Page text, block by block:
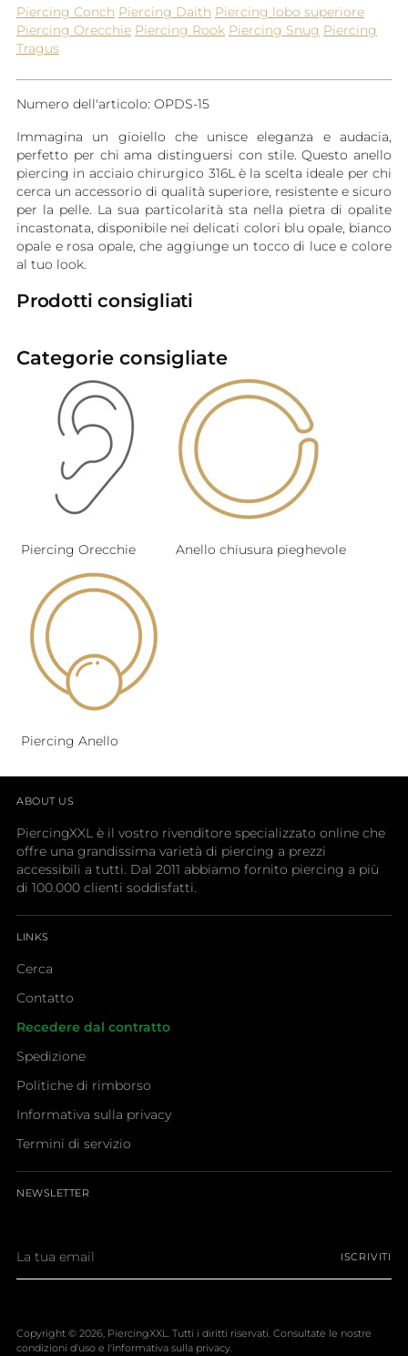
Piercing Conch Piercing Daith Piercing lobo superiore
Piercing Orecchie Piercing Rook Piercing Snug Piercing
Tragus
Numero dell'articolo: OPDS-15
Immagina un gioiello che unisce eleganza e audacia,
perfetto per chi ama distinguersi con stile. Questo anello
piercing in acciaio chirurgico 316L è la scelta ideale per chi
cerca un accessorio di qualità superiore, resistente e sicuro
per la pelle. La sua particolarità sta nella pietra di opalite
incastonata, disponibile nei delicati colori blu opale, bianco
opale e rosa opale, che aggiunge un tocco di luce e colore
al tuo look.
Prodotti consigliati
Categorie consigliate
Piercing Orecchie Anello chiusura pieghevole
Piercing Anello
ABOUT US
PiercingXXL è il vostro rivenditore specializzato online che
offre una grandissima varietà di piercing a prezzi
accessibili a tutti. Dal 2011 abbiamo fornito piercing a più
di 100.000 clienti soddisfatti.
LINKS
Cerca
Contatto
Recedere dal contratto
Spedizione
Politiche di rimborso
Informativa sulla privacy
Termini di servizio
NEWSLETTER
tua
email
ISCRIVITI
Copyright © 2026, PiercingXXL. Tutti i diritti riservati. Consultate le nostre
condizioni d'uso e l'informativa sulla privacy.